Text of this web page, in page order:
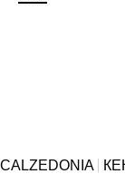
CALZEDONIA